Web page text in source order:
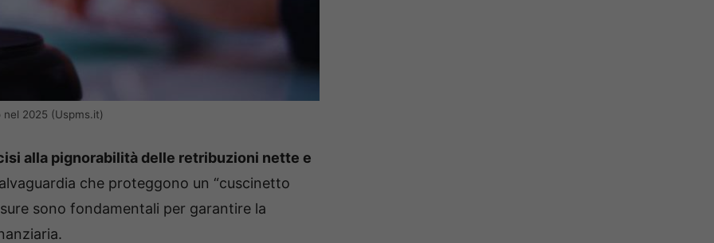
2025 (Uspms.it)
alla pignorabilità delle retribuzioni nette e
che proteggono un “cuscinetto
sono fondamentali per garantire la